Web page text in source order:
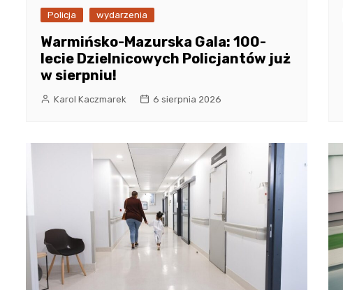
Policja wydarzenia
Warmińsko-Mazurska Gala: 100-
lecie Dzielnicowych Policjantów już
w sierpniu!
Karol Kaczmarek 6 sierpnia 2026